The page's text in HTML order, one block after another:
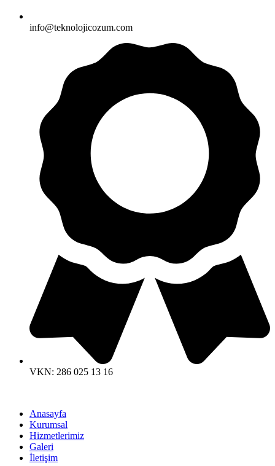
info@teknolojicozum.com
VKN: 286 025 13 16
Anasayfa
Kurumsal
Hizmetlerimiz
Galeri
İletişim